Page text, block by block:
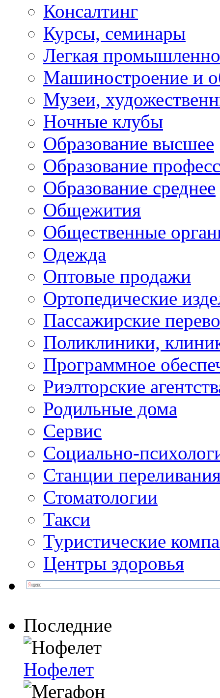
Консалтинг
Курсы, семинары
Легкая
Машиностроение и
Музеи,
Ночные клубы
Образование высшее
Образование
Образование среднее
Общежития
Общественные
Одежда
Оптовые продажи
Ортопедические
Пассажирские
Поликлиники,
Программное
Риэлторские
Родильные дома
Сервис
Социально-
Станции
Стоматологии
Такси
Туристические
Центры здоровья
Последние
Нофелет